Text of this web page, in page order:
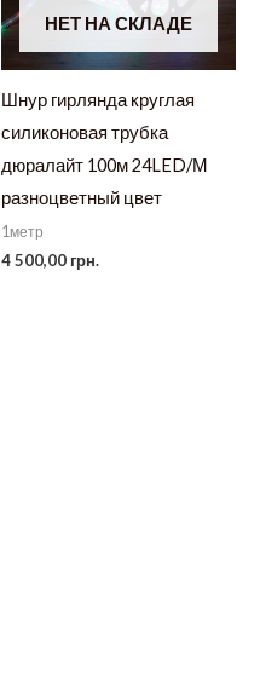
НЕТ НА СКЛАДЕ
Шнур гирлянда круглая
силиконовая трубка
дюралайт 100м 24LED/М
разноцветный цвет
1метр
4 500,00 грн.